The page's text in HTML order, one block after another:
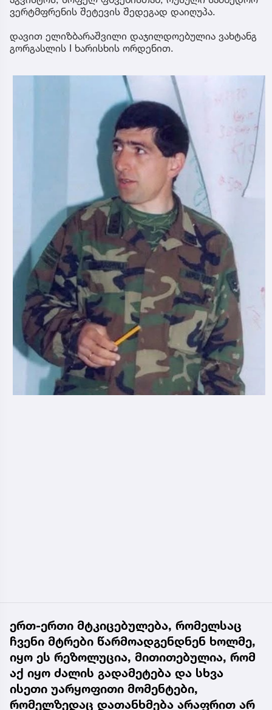
ვერტმფრენის შეტევის შედეგად დაიღუპა.
დავით ელიზბარაშვილი დაჯილდოებულია ვახტანგ
გორგასლის I ხარისხის ორდენით.
ერთ-ერთი მტკიცებულება, რომელსაც
ჩვენი მტრები წარმოადგენდნენ ხოლმე,
იყო ეს რეზოლუცია, მითითებულია, რომ
აქ იყო ძალის გადამეტება და სხვა
ისეთი უარყოფითი მომენტები,
რომელზედაც დათანხმება არაფრით არ